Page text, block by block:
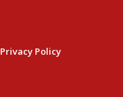
Privacy Policy